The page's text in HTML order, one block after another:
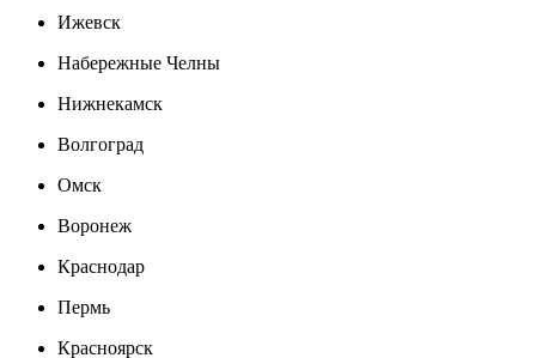
Ижевск
Набережные Челны
Нижнекамск
Волгоград
Омск
Воронеж
Краснодар
Пермь
Красноярск